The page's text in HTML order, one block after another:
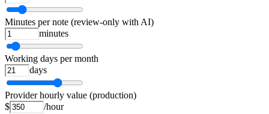
Minutes per note (review-only with AI)
minutes
Working days per month
days
Provider hourly value (production)
$
/hour